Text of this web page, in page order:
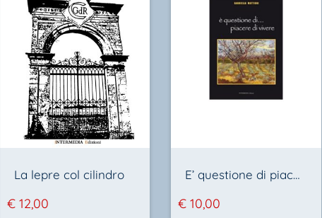
La lepre col cilindro
€12,00
E’ questione di piacere di vivere
€ 10,00